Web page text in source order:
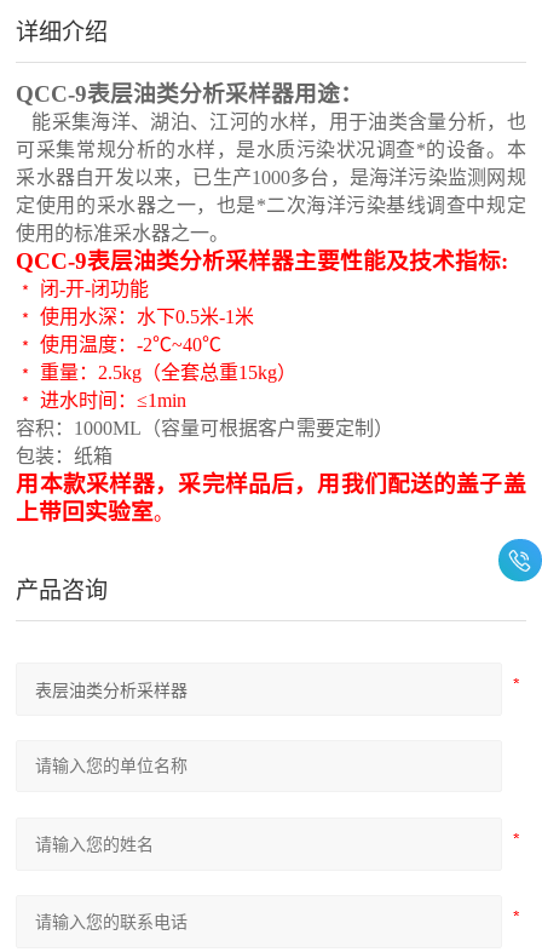
详细介绍
QCC-9表层油类分析采样器用途：
能采集海洋、湖泊、江河的水样，用于油类含量分析，也
可采集常规分析的水样，是水质污染状况调查*的设备。本
采水器自开发以来，已生产1000多台，是海洋污染监测网规
定使用的采水器之一，也是*二次海洋污染基线调查中规定
使用的标准采水器之一。
QCC-9表层油类分析采样器主要性能及技术指标:
﹡ 闭-开-闭功能
﹡ 使用水深：水下0.5米-1米
﹡ 使用温度：-2℃~40℃
﹡ 重量：2.5kg（全套总重15kg）
﹡ 进水时间：≤1min
容积：1000ML（容量可根据客户需要定制）
包装：纸箱
用本款采样器，采完样品后，用我们配送的盖子盖
上带回实验室。
产品咨询